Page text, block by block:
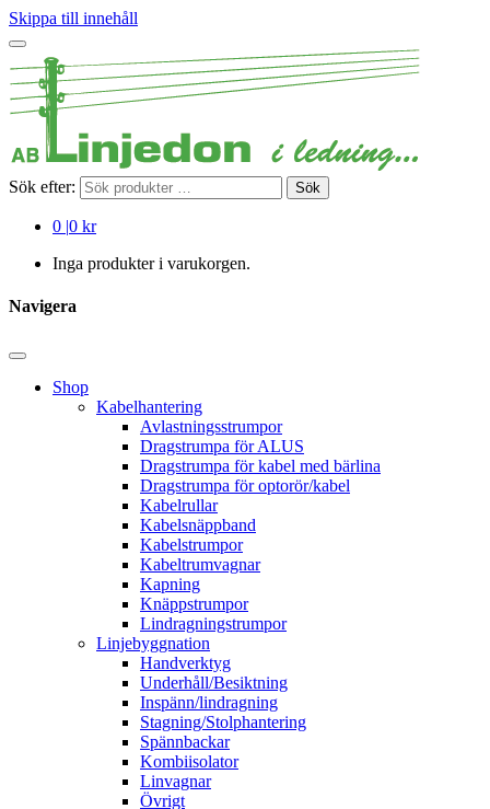
Skippa till innehåll
Sök efter: Sök
0 |0 kr
Inga produkter i varukorgen.
Navigera
Shop
Kabelhantering
Avlastningsstrumpor
Dragstrumpa för ALUS
Dragstrumpa för kabel med bärlina
Dragstrumpa för optorör/kabel
Kabelrullar
Kabelsnäppband
Kabelstrumpor
Kabeltrumvagnar
Kapning
Knäppstrumpor
Lindragningstrumpor
Linjebyggnation
Handverktyg
Underhåll/Besiktning
Inspänn/lindragning
Stagning/Stolphantering
Spännbackar
Kombiisolator
Linvagnar
Övrigt